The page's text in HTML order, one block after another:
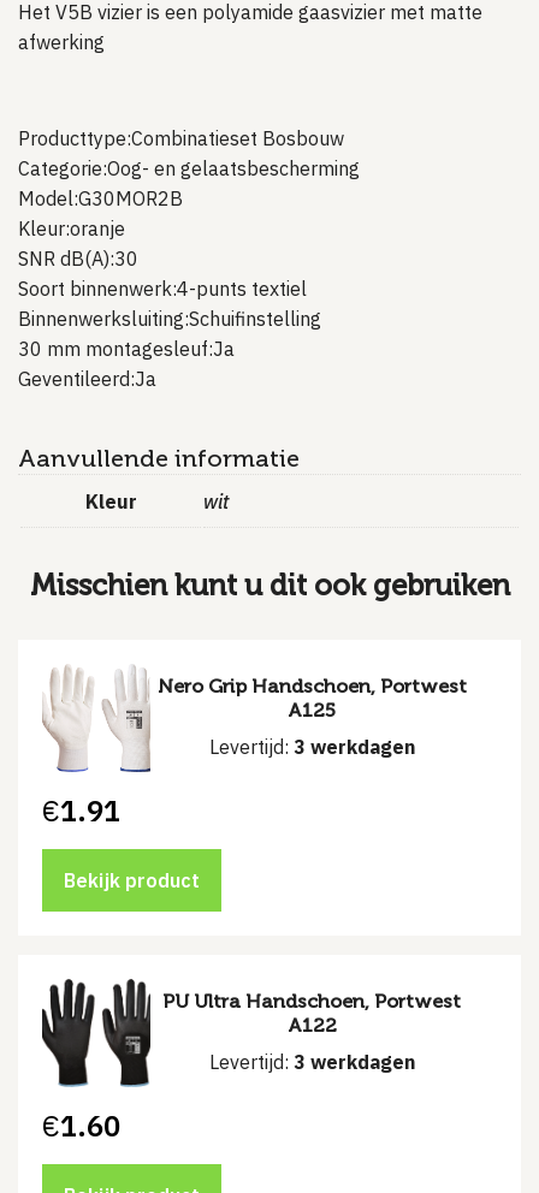
Het V5B vizier is een polyamide gaasvizier met matte
afwerking
Producttype:Combinatieset Bosbouw
Categorie:Oog- en gelaatsbescherming
Model:G30MOR2B
Kleur:oranje
SNR dB(A):30
Soort binnenwerk:4-punts textiel
Binnenwerksluiting:Schuifinstelling
30 mm montagesleuf:Ja
Geventileerd:Ja
Aanvullende informatie
Kleur wit
Misschien kunt u dit ook gebruiken
Nero Grip Handschoen, Portwest
A125
Levertijd: 3 werkdagen
€1.91
Bekijk product
PU Ultra Handschoen, Portwest
A122
Levertijd: 3 werkdagen
€1.60